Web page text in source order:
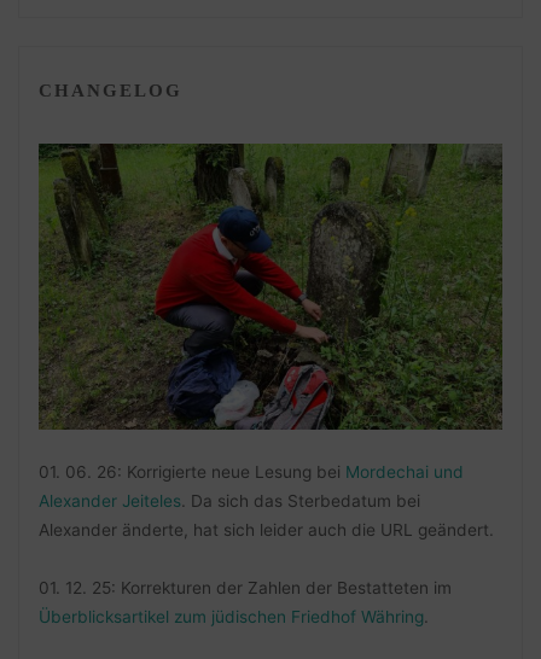
CHANGELOG
01. 06. 26: Korrigierte neue Lesung bei Mordechai und
Alexander Jeiteles . Da sich das Sterbedatum bei
Alexander änderte, hat sich leider auch die URL geändert.
01. 12. 25: Korrekturen der Zahlen der Bestatteten im
Überblicksartikel zum jüdischen Friedhof Währing